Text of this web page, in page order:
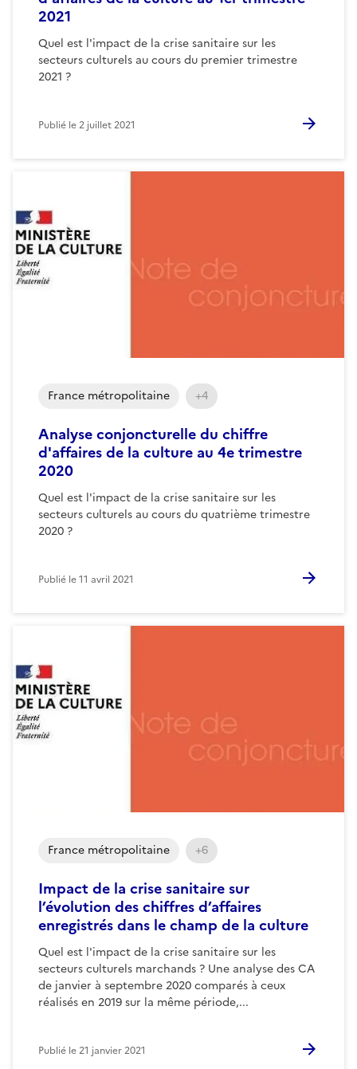
2021
Quel est l'impact de la crise sanitaire sur les
secteurs culturels au cours du premier trimestre
2021 ?
Publié le2 juillet 2021
Analyse conjoncturelle du chiffre
d'affaires de la culture au 4e trimestre
2020
Quel est l'impact de la crise sanitaire sur les
secteurs culturels au cours du quatrième trimestre
2020 ?
France métropolitaine +4
Publié le11 avril 2021
Impact de la crise sanitaire sur
l’évolution des chiffres d’affaires
enregistrés dans le champ de la culture
Quel est l'impact de la crise sanitaire sur les
secteurs culturels marchands ? Une analyse des CA
de janvier à septembre 2020 comparés à ceux
réalisés en 2019 sur la même période,...
France métropolitaine +6
Publié le21 janvier 2021